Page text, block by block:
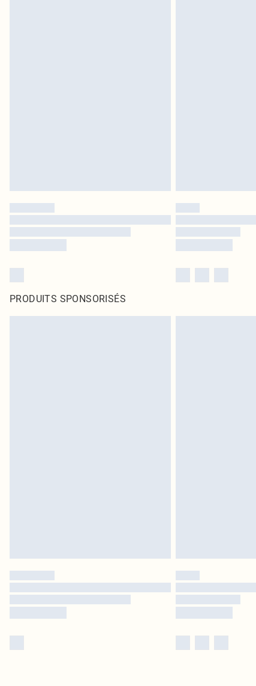
PRODUITS SPONSORISÉS